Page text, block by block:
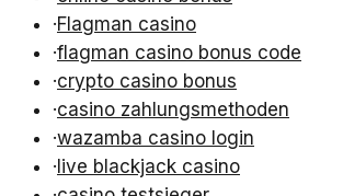
·Flagman casino
·flagman casino bonus code
·crypto casino bonus
·casino zahlungsmethoden
·wazamba casino login
·live blackjack casino